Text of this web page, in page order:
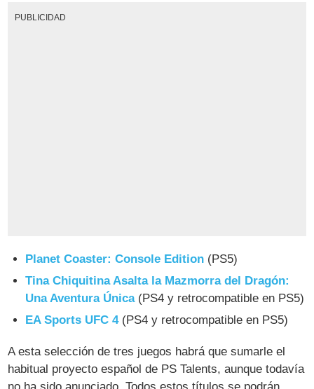
PUBLICIDAD
Planet Coaster: Console Edition (PS5)
Tina Chiquitina Asalta la Mazmorra del Dragón:
Una Aventura Única(PS4 y retrocompatible en PS5)
EA Sports UFC 4(PS4 y retrocompatible en PS5)
A esta selección de tres juegos habrá que sumarle el
habitual proyecto español de PS Talents, aunque todavía
no ha sido anunciado. Todos estos títulos se podrán